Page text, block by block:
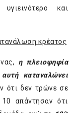
και
κρέατος
η πλειοψηφία
καταναλώνει
ότι δεν τρώνε σε
απάντησαν ότι